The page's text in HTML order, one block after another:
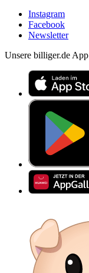
Instagram
Facebook
Newsletter
Unsere billiger.de App